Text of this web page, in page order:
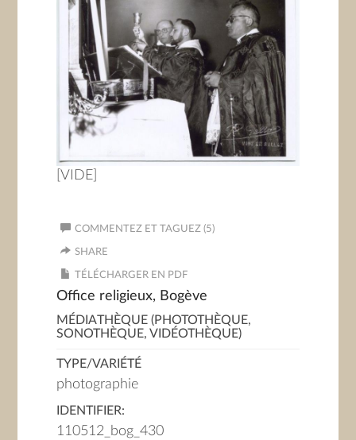
[VIDE]
COMMENTEZ ET TAGUEZ (5)
SHARE
TÉLÉCHARGER EN PDF
Office religieux, Bogève
MÉDIATHÈQUE (PHOTOTHÈQUE,
SONOTHÈQUE, VIDÉOTHÈQUE)
TYPE/VARIÉTÉ
photographie
IDENTIFIER:
110512_bog_430